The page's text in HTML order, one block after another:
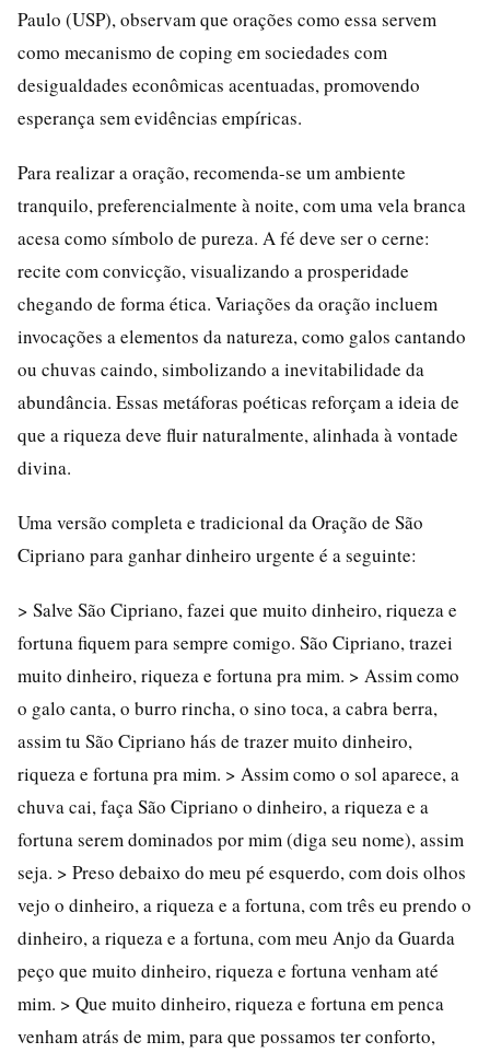
Paulo (USP), observam que orações como essa servem
como mecanismo de coping em sociedades com
desigualdades econômicas acentuadas, promovendo
esperança sem evidências empíricas.
Para realizar a oração, recomenda-se um ambiente
tranquilo, preferencialmente à noite, com uma vela branca
acesa como símbolo de pureza. A fé deve ser o cerne:
recite com convicção, visualizando a prosperidade
chegando de forma ética. Variações da oração incluem
invocações a elementos da natureza, como galos cantando
ou chuvas caindo, simbolizando a inevitabilidade da
abundância. Essas metáforas poéticas reforçam a ideia de
que a riqueza deve fluir naturalmente, alinhada à vontade
divina.
Uma versão completa e tradicional da Oração de São
Cipriano para ganhar dinheiro urgente é a seguinte:
> Salve São Cipriano, fazei que muito dinheiro, riqueza e
fortuna fiquem para sempre comigo. São Cipriano, trazei
muito dinheiro, riqueza e fortuna pra mim. > Assim como
o galo canta, o burro rincha, o sino toca, a cabra berra,
assim tu São Cipriano hás de trazer muito dinheiro,
riqueza e fortuna pra mim. > Assim como o sol aparece, a
chuva cai, faça São Cipriano o dinheiro, a riqueza e a
fortuna serem dominados por mim (diga seu nome), assim
seja. > Preso debaixo do meu pé esquerdo, com dois olhos
vejo o dinheiro, a riqueza e a fortuna, com três eu prendo o
dinheiro, a riqueza e a fortuna, com meu Anjo da Guarda
peço que muito dinheiro, riqueza e fortuna venham até
mim. > Que muito dinheiro, riqueza e fortuna em penca
venham atrás de mim, para que possamos ter conforto,